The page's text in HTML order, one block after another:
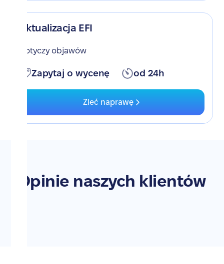
Aktualizacja EFI
Dotyczy objawów
Zapytaj o wycenę od 24h
Zleć naprawę
Opinie naszych klientów